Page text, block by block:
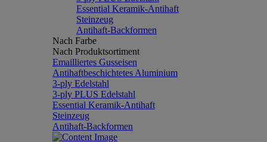
Essential Keramik-Antihaft
Steinzeug
Antihaft-Backformen
Nach Farbe
Nach Produktsortiment
Emailliertes Gusseisen
Antihaftbeschichtetes Aluminium
3-ply Edelstahl
3-ply PLUS Edelstahl
Essential Keramik-Antihaft
Steinzeug
Antihaft-Backformen